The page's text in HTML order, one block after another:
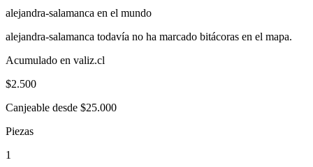
alejandra-salamanca en el mundo
alejandra-salamanca todavía no ha marcado bitácoras en el mapa.
Acumulado en valiz.cl
$2.500
Canjeable desde $25.000
Piezas
1